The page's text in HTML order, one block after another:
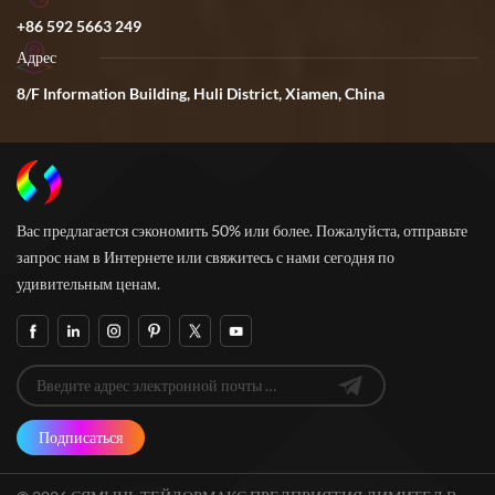
+86 592 5663 249
Адрес
8/F Information Building, Huli District, Xiamen, China
Вас предлагается сэкономить 50% или более. Пожалуйста, отправьте
запрос нам в Интернете или свяжитесь с нами сегодня по
удивительным ценам.
Подписаться